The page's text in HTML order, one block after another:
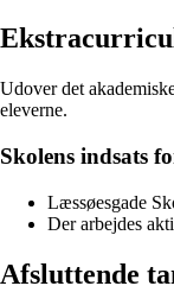
Udover det
eleverne.
Skolens indsats
Læssøesgade
Der arbejdes
Afsluttende